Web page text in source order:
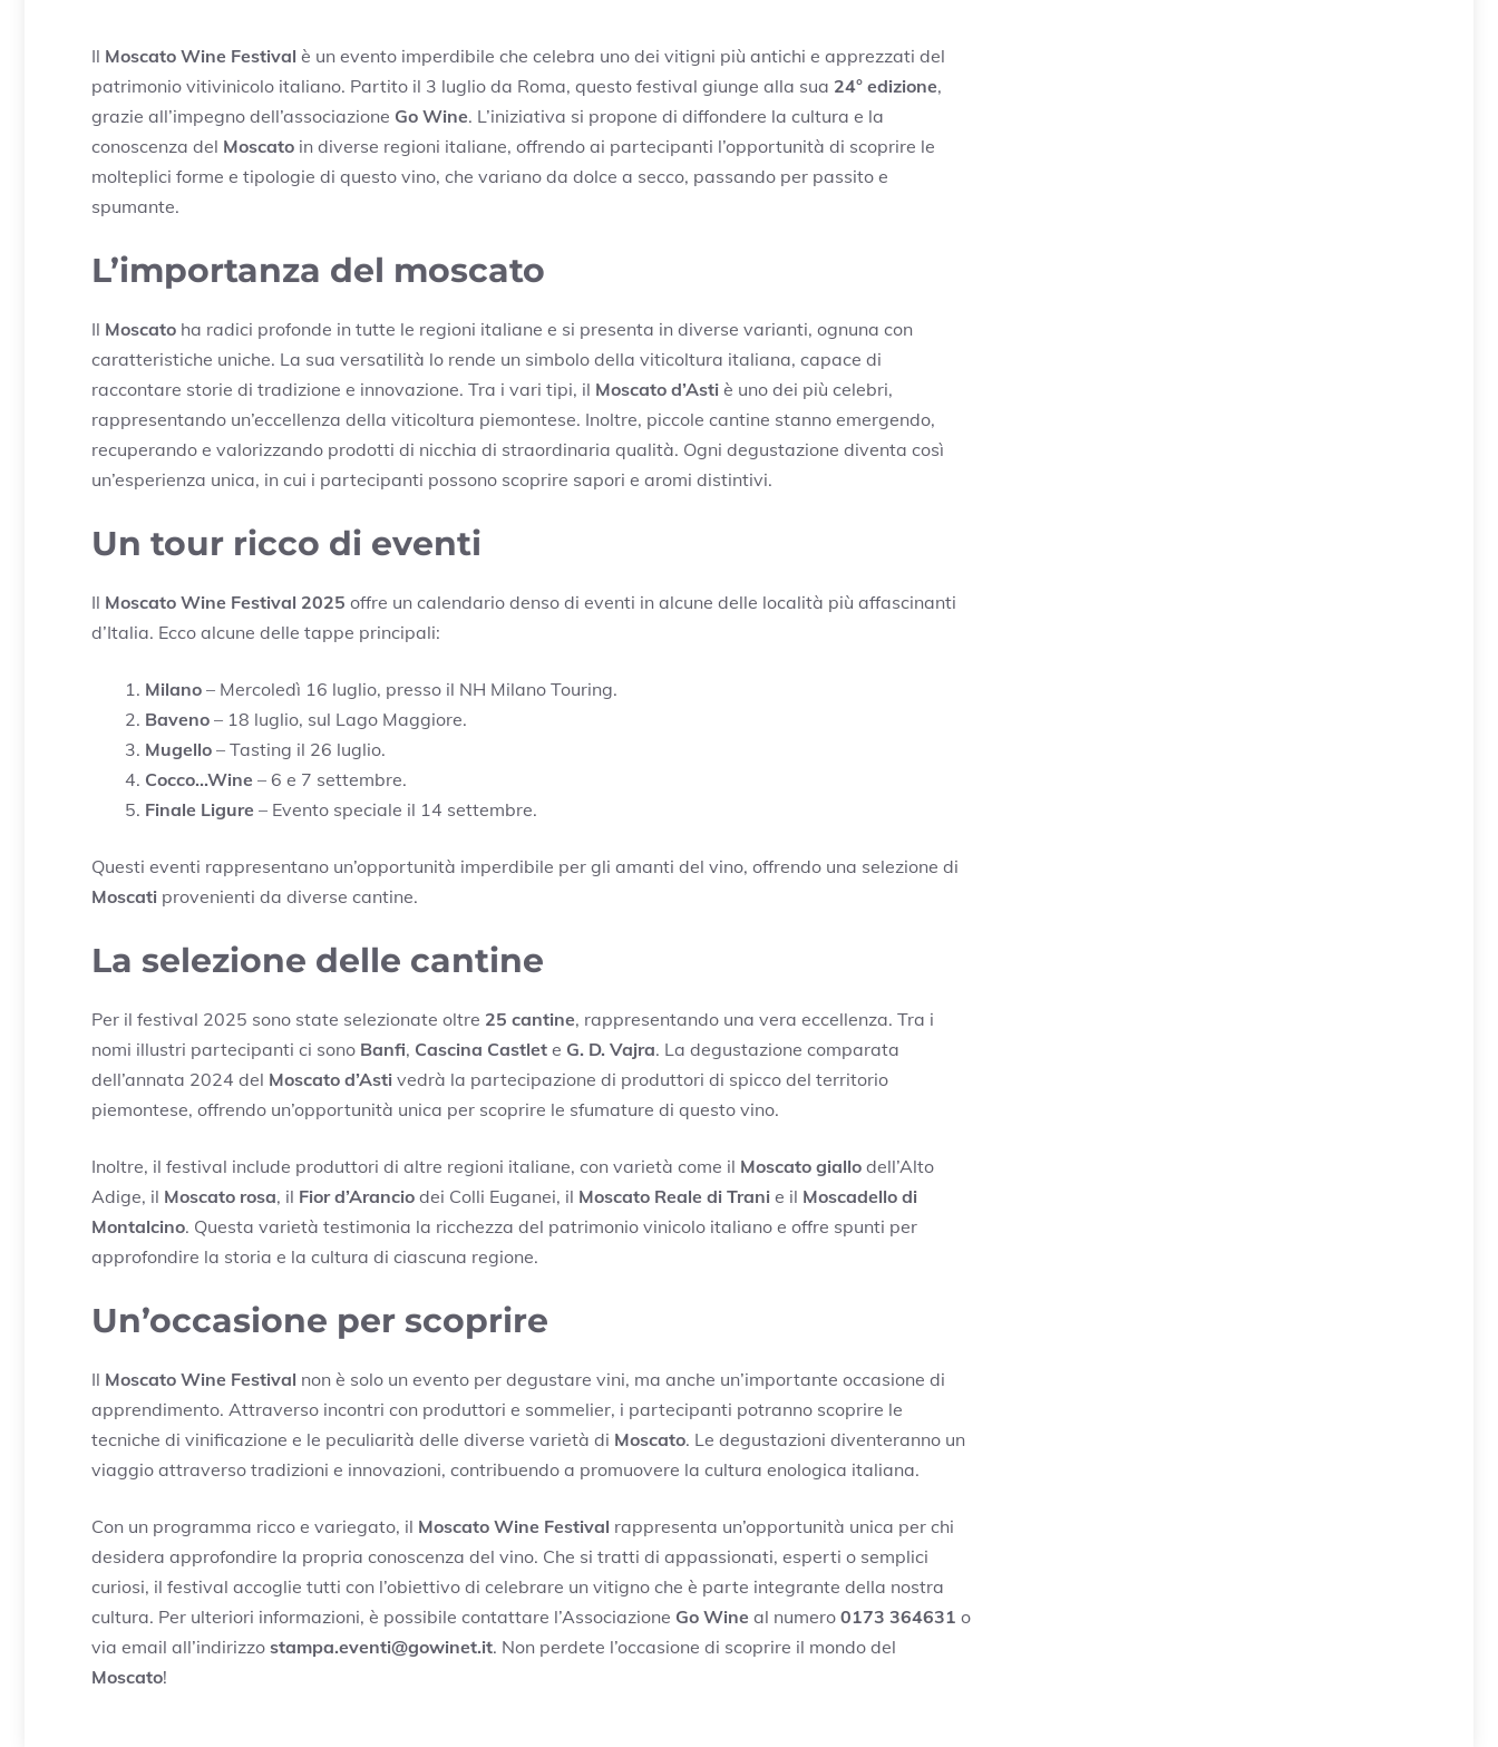
Il Moscato Wine Festival è un evento imperdibile che celebra uno dei vitigni più antichi e apprezzati del
patrimonio vitivinicolo italiano. Partito il 3 luglio da Roma, questo festival giunge alla sua 24° edizione,
grazie all’impegno dell’associazione Go Wine. L’iniziativa si propone di diffondere la cultura e la
conoscenza del Moscato in diverse regioni italiane, offrendo ai partecipanti l’opportunità di scoprire le
molteplici forme e tipologie di questo vino, che variano da dolce a secco, passando per passito e
spumante.
L’importanza del moscato
Il Moscato ha radici profonde in tutte le regioni italiane e si presenta in diverse varianti, ognuna con
caratteristiche uniche. La sua versatilità lo rende un simbolo della viticoltura italiana, capace di
raccontare storie di tradizione e innovazione. Tra i vari tipi, il Moscato d’Asti è uno dei più celebri,
rappresentando un’eccellenza della viticoltura piemontese. Inoltre, piccole cantine stanno emergendo,
recuperando e valorizzando prodotti di nicchia di straordinaria qualità. Ogni degustazione diventa così
un’esperienza unica, in cui i partecipanti possono scoprire sapori e aromi distintivi.
Un tour ricco di eventi
Il Moscato Wine Festival 2025 offre un calendario denso di eventi in alcune delle località più affascinanti
d’Italia. Ecco alcune delle tappe principali:
Milano – Mercoledì 16 luglio, presso il NH Milano Touring.
Baveno – 18 luglio, sul Lago Maggiore.
Mugello – Tasting il 26 luglio.
Cocco…Wine – 6 e 7 settembre.
Finale Ligure – Evento speciale il 14 settembre.
Questi eventi rappresentano un’opportunità imperdibile per gli amanti del vino, offrendo una selezione di
Moscati provenienti da diverse cantine.
La selezione delle cantine
Per il festival 2025 sono state selezionate oltre 25 cantine, rappresentando una vera eccellenza. Tra i
nomi illustri partecipanti ci sono Banfi, Cascina Castlet e G. D. Vajra. La degustazione comparata
dell’annata 2024 del Moscato d’Asti vedrà la partecipazione di produttori di spicco del territorio
piemontese, offrendo un’opportunità unica per scoprire le sfumature di questo vino.
Inoltre, il festival include produttori di altre regioni italiane, con varietà come il Moscato giallo dell’Alto
Adige, il Moscato rosa, il Fior d’Arancio dei Colli Euganei, il Moscato Reale di Trani e il Moscadello di
Montalcino. Questa varietà testimonia la ricchezza del patrimonio vinicolo italiano e offre spunti per
approfondire la storia e la cultura di ciascuna regione.
Un’occasione per scoprire
Il Moscato Wine Festival non è solo un evento per degustare vini, ma anche un’importante occasione di
apprendimento. Attraverso incontri con produttori e sommelier, i partecipanti potranno scoprire le
tecniche di vinificazione e le peculiarità delle diverse varietà di Moscato. Le degustazioni diventeranno un
viaggio attraverso tradizioni e innovazioni, contribuendo a promuovere la cultura enologica italiana.
Con un programma ricco e variegato, il Moscato Wine Festival rappresenta un’opportunità unica per chi
desidera approfondire la propria conoscenza del vino. Che si tratti di appassionati, esperti o semplici
curiosi, il festival accoglie tutti con l’obiettivo di celebrare un vitigno che è parte integrante della nostra
cultura. Per ulteriori informazioni, è possibile contattare l’Associazione Go Wine al numero 0173 364631 o
via email all’indirizzo stampa.eventi@gowinet.it. Non perdete l’occasione di scoprire il mondo del
Moscato!